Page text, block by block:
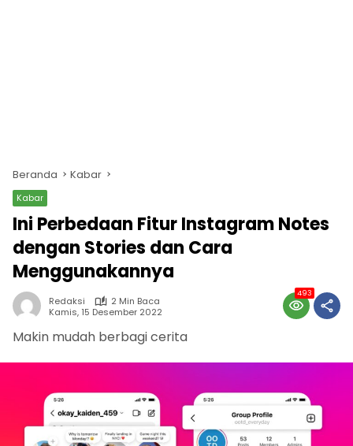
Beranda Kabar
Kabar
Ini Perbedaan Fitur Instagram Notes
dengan Stories dan Cara
Menggunakannya
Redaksi
2 Min Baca
Kamis, 15 Desember 2022
493
Makin mudah berbagi cerita